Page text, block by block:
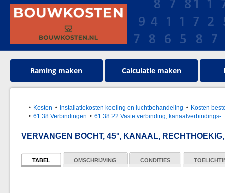
Raming maken Calculatie maken
Kosten Installatiekosten koeling en luchtbehandeling
Kosten
61.38 Verbindingen
61.38.22 Vaste verbinding, kanaalverbindings-
VERVANGEN BOCHT, 45°, KANAAL,
TABEL OMSCHRIJVING CONDITIES